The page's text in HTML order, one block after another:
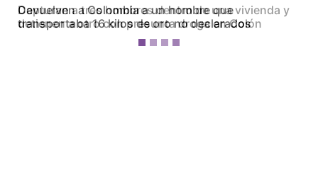
Capturan a tres hombres dentro de una vivienda y
detienen a otro con presunta droga en Colón